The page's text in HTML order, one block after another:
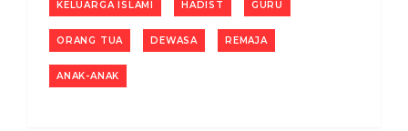
KELUARGA ISLAMI HADIST GURU
ORANG TUA DEWASA REMAJA
ANAK-ANAK